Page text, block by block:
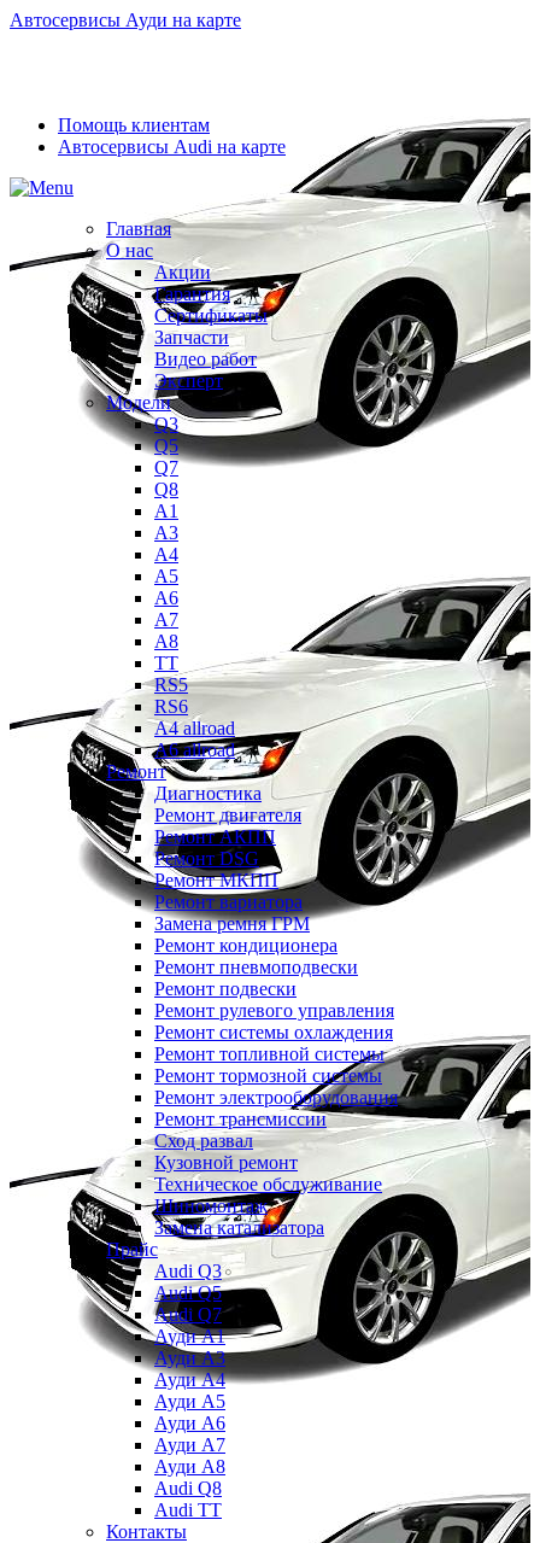
Автосервисы Ауди на карте
Помощь клиентам
Автосервисы Audi на карте
Главная
О нас
Акции
Гарантия
Сертификаты
Запчасти
Видео работ
Эксперт
Модели
Q3
Q5
Q7
Q8
A1
A3
A4
A5
A6
A7
A8
TT
RS5
RS6
A4 allroad
A6 allroad
Ремонт
Диагностика
Ремонт двигателя
Ремонт АКПП
Ремонт DSG
Ремонт МКПП
Ремонт вариатора
Замена ремня ГРМ
Ремонт кондиционера
Ремонт пневмоподвески
Ремонт подвески
Ремонт рулевого управления
Ремонт системы охлаждения
Ремонт топливной системы
Ремонт тормозной системы
Ремонт электрооборудования
Ремонт трансмиссии
Сход развал
Кузовной ремонт
Техническое обслуживание
Шиномонтаж
Замена катализатора
Прайс
Audi Q3
Audi Q5
Audi Q7
Ауди А1
Ауди А3
Ауди А4
Ауди A5
Ауди А6
Ауди А7
Ауди A8
Audi Q8
Audi TT
Контакты